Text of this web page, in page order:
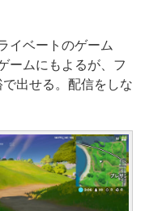
イベートのゲーム
ームにもよるが、フ
出せる。配信をしな